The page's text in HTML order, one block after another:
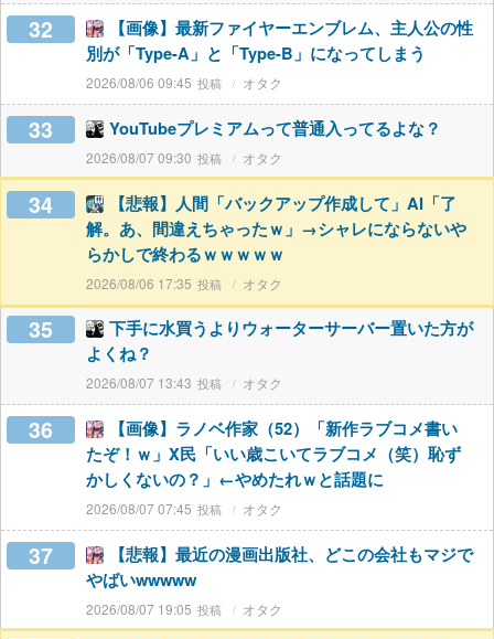
32
【画像】最新ファイヤーエンブレム、主人公の性
別が「Type-A」と「Type-B」になってしまう
2026/08/06 09:45 オタク
33 YouTubeプレミアムって普通入ってるよな？
2026/08/07 09:30 オタク
34
【悲報】人間「バックアップ作成して」AI「了
解。あ、間違えちゃったｗ」→シャレにならないや
らかしで終わるｗｗｗｗｗ
2026/08/06 17:35 オタク
35
下手に水買うよりウォーターサーバー置いた方が
よくね？
2026/08/07 13:43 オタク
36
【画像】ラノベ作家（52）「新作ラブコメ書い
たぞ！ｗ」X民「いい歳こいてラブコメ（笑）恥ず
かしくないの？」←やめたれｗと話題に
2026/08/07 07:45 オタク
37
【悲報】最近の漫画出版社、どこの会社もマジで
やばいwwwww
2026/08/07 19:05 オタク